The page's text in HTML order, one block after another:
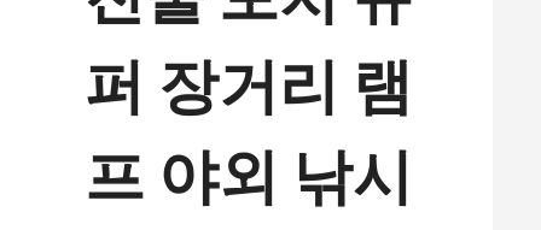
퍼 장거리 램
프 야외 낚시